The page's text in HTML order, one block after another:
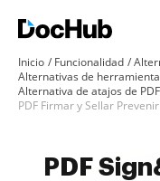
Inicio Funcionalidad
Alternativas de
Alternativa de atajos de
PDF Firmar y Sellar
PDF